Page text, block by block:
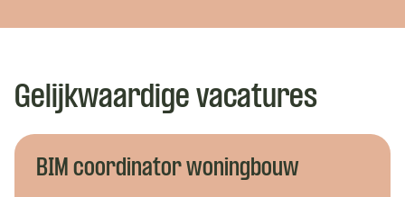
Gelijkwaardige vacatures
BIM coordinator woningbouw
Wat is je naam?
Wat is je naam?